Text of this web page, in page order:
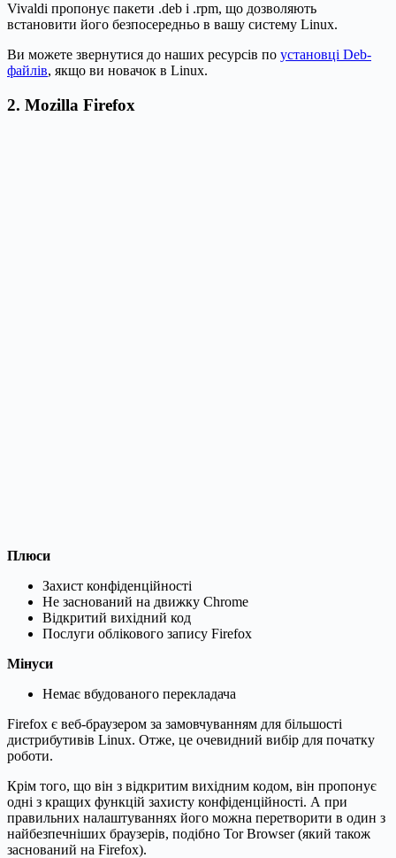
Vivaldi пропонує пакети .deb і .rpm, що дозволяють
встановити його безпосередньо в вашу систему Linux.
Ви можете звернутися до наших ресурсів по установці Deb-
файлів, якщо ви новачок в Linux.
2. Mozilla Firefox
Плюси
Захист конфіденційності
Не заснований на движку Chrome
Відкритий вихідний код
Послуги облікового запису Firefox
Мінуси
Немає вбудованого перекладача
Firefox є веб-браузером за замовчуванням для більшості
дистрибутивів Linux. Отже, це очевидний вибір для початку
роботи.
Крім того, що він з відкритим вихідним кодом, він пропонує
одні з кращих функцій захисту конфіденційності. А при
правильних налаштуваннях його можна перетворити в один з
найбезпечніших браузерів, подібно Tor Browser (який також
заснований на Firefox).